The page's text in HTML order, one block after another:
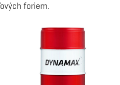
foriem.